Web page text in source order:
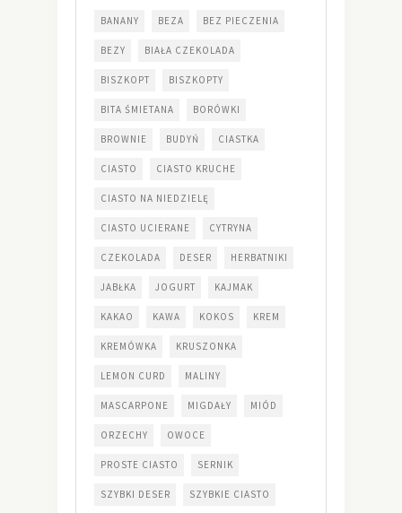
BANANY BEZA BEZ PIECZENIA
BEZY BIAŁA CZEKOLADA
BISZKOPT BISZKOPTY
BITA ŚMIETANA BORÓWKI
BROWNIE BUDYŃ CIASTKA
CIASTO CIASTO KRUCHE
CIASTO NA NIEDZIELĘ
CIASTO UCIERANE CYTRYNA
CZEKOLADA DESER HERBATNIKI
JABŁKA JOGURT KAJMAK
KAKAO KAWA KOKOS KREM
KREMÓWKA KRUSZONKA
LEMON CURD MALINY
MASCARPONE MIGDAŁY MIÓD
ORZECHY OWOCE
PROSTE CIASTO SERNIK
SZYBKI DESER SZYBKIE CIASTO